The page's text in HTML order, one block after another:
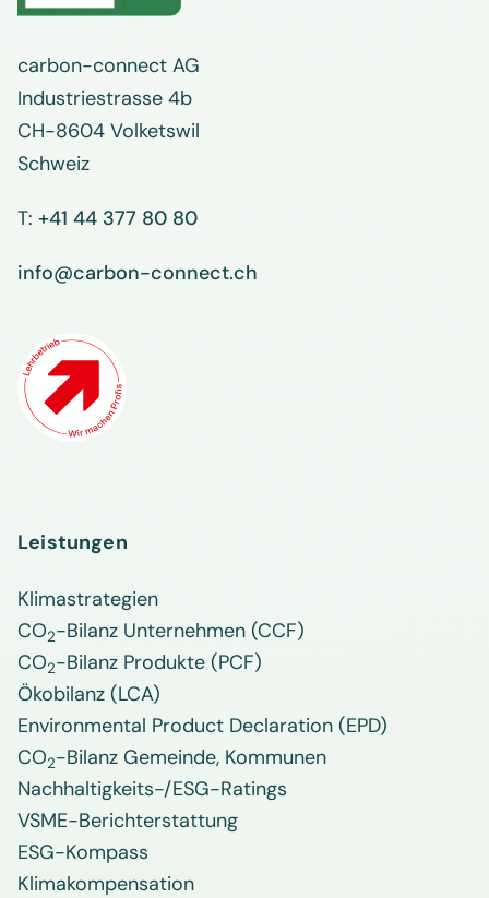
carbon-connect AG
Industriestrasse 4b
CH-8604 Volketswil
Schweiz
T: +41 44 377 80 80
info@carbon-connect.ch
Leistungen
Klimastrategien
CO2-Bilanz Unternehmen (CCF)
CO2-Bilanz Produkte (PCF)
Ökobilanz (LCA)
Environmental Product Declaration (EPD)
CO2-Bilanz Gemeinde, Kommunen
Nachhaltigkeits-/ESG-Ratings
VSME-Berichterstattung
ESG-Kompass
Klimakompensation